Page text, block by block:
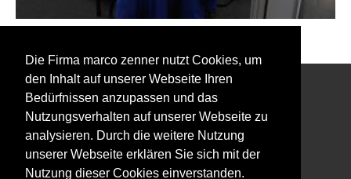
Die Firma marco zenner nutzt Cookies, um
den Inhalt auf unserer Webseite Ihren
Bedürfnissen anzupassen und das
Nutzungsverhalten auf unserer Webseite zu
analysieren. Durch die weitere Nutzung
unserer Webseite erklären Sie sich mit der
Nutzung dieser Cookies einverstanden.
Interessiert an unserem Newsletter?